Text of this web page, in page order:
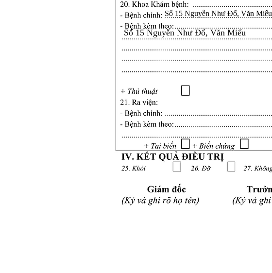
Số 15 Nguyễn Như Đổ, Văn Miếu
Số 15 Nguyễn Như Đổ, Văn Miếu